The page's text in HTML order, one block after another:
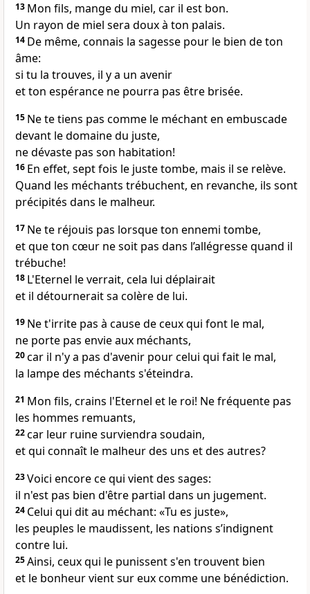
13 Mon fils, mange du miel, car il est bon.
Un rayon de miel sera doux à ton palais.
14 De même, connais la sagesse pour le bien de ton
âme:
si tu la trouves, il y a un avenir
et ton espérance ne pourra pas être brisée.
15 Ne te tiens pas comme le méchant en embuscade
devant le domaine du juste,
ne dévaste pas son habitation!
16 En effet, sept fois le juste tombe, mais il se relève.
Quand les méchants trébuchent, en revanche, ils sont
précipités dans le malheur.
17 Ne te réjouis pas lorsque ton ennemi tombe,
et que ton cœur ne soit pas dans l’allégresse quand il
trébuche!
18 L'Eternel le verrait, cela lui déplairait
et il détournerait sa colère de lui.
19 Ne t'irrite pas à cause de ceux qui font le mal,
ne porte pas envie aux méchants,
20car il n'y a pas d'avenir pour celui qui fait le mal,
la lampe des méchants s'éteindra.
21 Mon fils, crains l'Eternel et le roi! Ne fréquente pas
les hommes remuants,
22car leur ruine surviendra soudain,
et qui connaît le malheur des uns et des autres?
23Voici encore ce qui vient des sages:
il n'est pas bien d'être partial dans un jugement.
24 Celui qui dit au méchant: «Tu es juste»,
les peuples le maudissent, les nations s’indignent
contre lui.
25Ainsi, ceux qui le punissent s'en trouvent bien
et le bonheur vient sur eux comme une bénédiction.